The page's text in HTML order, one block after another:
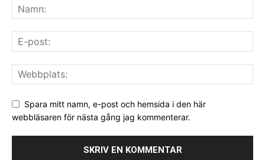
Spara mitt namn, e-post och hemsida i den här
webbläsaren för nästa gång jag kommenterar.